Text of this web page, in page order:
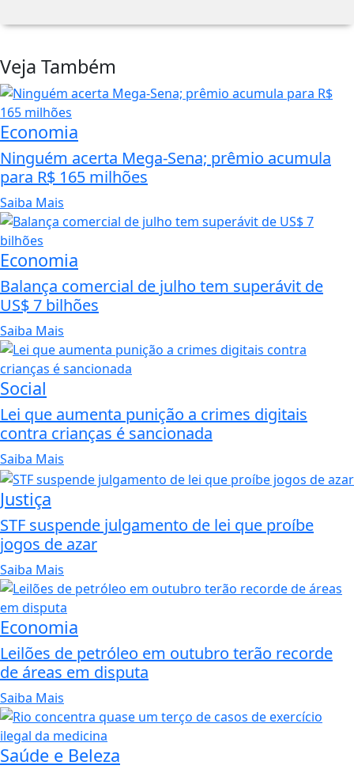
Veja Também
Economia
Ninguém acerta Mega-Sena; prêmio acumula
para R$ 165 milhões
Saiba Mais
Economia
Balança comercial de julho tem superávit de
US$ 7 bilhões
Saiba Mais
Social
Lei que aumenta punição a crimes digitais
contra crianças é sancionada
Saiba Mais
Justiça
STF suspende julgamento de lei que proíbe
jogos de azar
Saiba Mais
Economia
Leilões de petróleo em outubro terão recorde
de áreas em disputa
Saiba Mais
Saúde e Beleza